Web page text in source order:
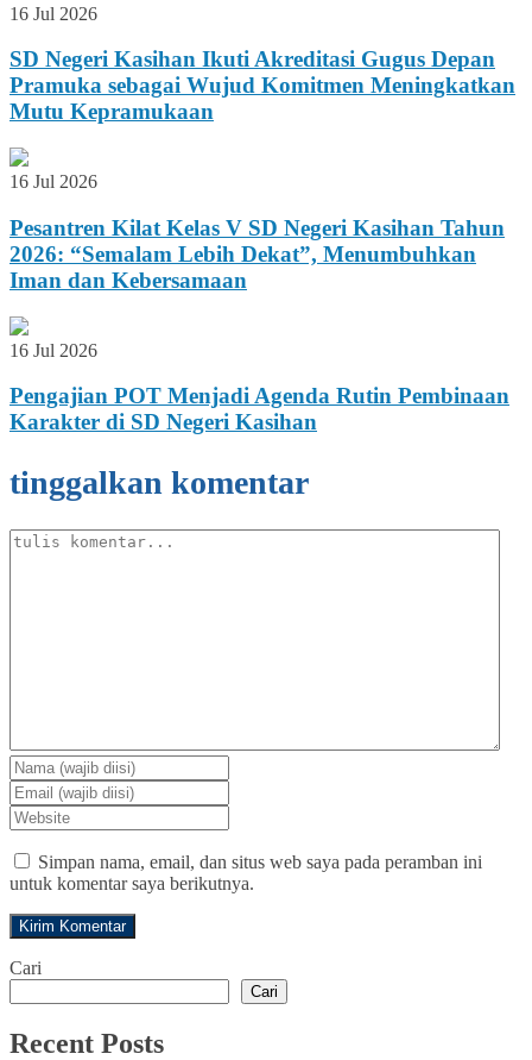
16 Jul 2026
SD Negeri Kasihan Ikuti Akreditasi Gugus Depan
Pramuka sebagai Wujud Komitmen Meningkatkan
Mutu Kepramukaan
16 Jul 2026
Pesantren Kilat Kelas V SD Negeri Kasihan Tahun
2026: “Semalam Lebih Dekat”, Menumbuhkan
Iman dan Kebersamaan
16 Jul 2026
Pengajian POT Menjadi Agenda Rutin Pembinaan
Karakter di SD Negeri Kasihan
tinggalkan komentar
Simpan nama, email, dan situs web saya pada peramban ini
untuk komentar saya berikutnya.
Cari
Cari
Recent Posts